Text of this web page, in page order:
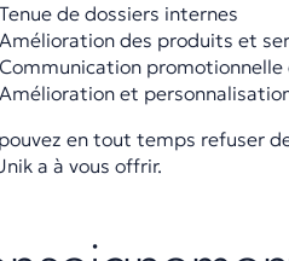
Tenue de dossiers internes
Amélioration des produits et
Communication
Amélioration et
en tout temps refuser
a à vous offrir.